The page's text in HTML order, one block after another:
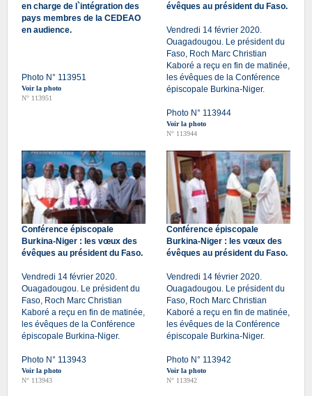
en charge de l`intégration des
pays membres de la CEDEAO
en audience.
Photo N° 113951
Voir la photo
N° 113951
évêques au président du Faso.
Vendredi 14 février 2020.
Ouagadougou. Le président du
Faso, Roch Marc Christian
Kaboré a reçu en fin de matinée,
les évêques de la Conférence
épiscopale Burkina-Niger.
Photo N° 113944
Voir la photo
N° 113944
Conférence épiscopale
Burkina-Niger : les vœux des
évêques au président du Faso.
Vendredi 14 février 2020.
Ouagadougou. Le président du
Faso, Roch Marc Christian
Kaboré a reçu en fin de matinée,
les évêques de la Conférence
épiscopale Burkina-Niger.
Photo N° 113943
Voir la photo
N° 113943
Conférence épiscopale
Burkina-Niger : les vœux des
évêques au président du Faso.
Vendredi 14 février 2020.
Ouagadougou. Le président du
Faso, Roch Marc Christian
Kaboré a reçu en fin de matinée,
les évêques de la Conférence
épiscopale Burkina-Niger.
Photo N° 113942
Voir la photo
N° 113942